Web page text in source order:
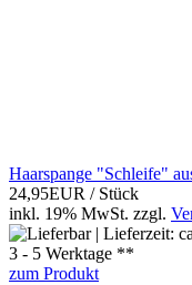
Haarspange "Schleife"
24,95EUR / Stück
inkl. 19% MwSt. zzgl.
3 - 5 Werktage **
zum Produkt